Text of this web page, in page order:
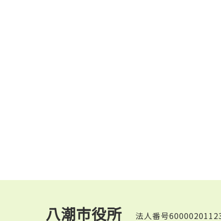
八潮市役所 法人番号